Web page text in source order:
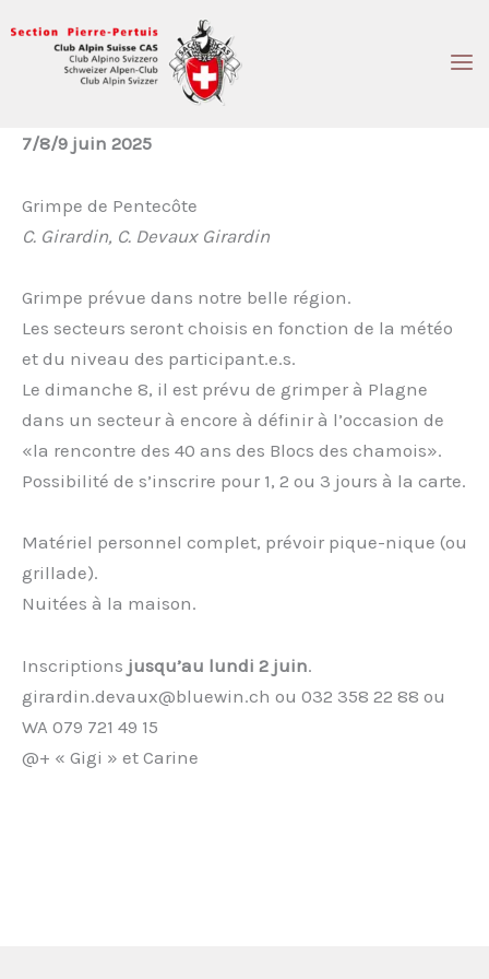
contenu
7/8/9 juin 2025
Grimpe de Pentecôte
C. Girardin, C. Devaux Girardin
Grimpe prévue dans notre belle région.
Les secteurs seront choisis en fonction de la météo
et du niveau des participant.e.s.
Le dimanche 8, il est prévu de grimper à Plagne
dans un secteur à encore à définir à l’occasion de
«la rencontre des 40 ans des Blocs des chamois».
Possibilité de s’inscrire pour 1, 2 ou 3 jours à la carte.
Matériel personnel complet, prévoir pique-nique (ou
grillade).
Nuitées à la maison.
Inscriptions jusqu’au lundi 2 juin.
girardin.devaux@bluewin.ch ou 032 358 22 88 ou
WA 079 721 49 15
@+ « Gigi » et Carine